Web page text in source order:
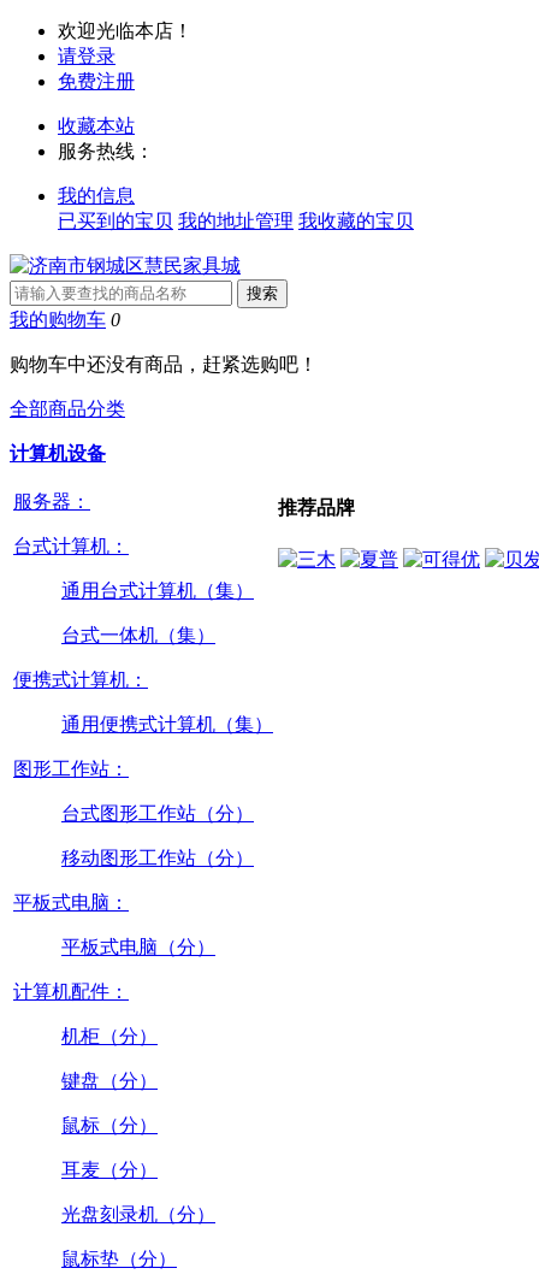
欢迎光临本店！
请登录
免费注册
收藏本站
服务热线：
我的信息
已买到的宝贝 我的地址管理 我收藏的宝贝
我的购物车 0
购物车中还没有商品，赶紧选购吧！
全部商品分类
计算机设备
服务器：
台式计算机：
通用台式计算机（集）
台式一体机（集）
便携式计算机：
通用便携式计算机（集）
图形工作站：
台式图形工作站（分）
移动图形工作站（分）
平板式电脑：
平板式电脑（分）
计算机配件：
机柜（分）
键盘（分）
鼠标（分）
耳麦（分）
光盘刻录机（分）
鼠标垫（分）
推荐品牌